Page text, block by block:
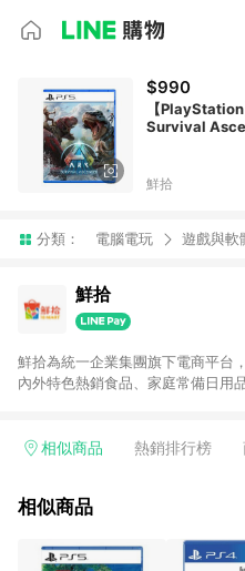
$990
【
鮮拾
分類： 電腦電玩 遊戲與軟
鮮拾
鮮拾為統一企業集團旗下電商平台
內外特色熱銷食品、家庭常備日用
有好康。LINE好友招募中搜尋
相似商品 熱銷排行榜
相似商品